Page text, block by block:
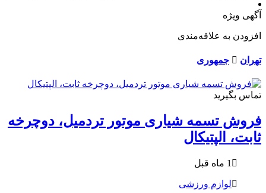
آگهی ویژه
افزودن به علاقه‌مندی
تهران جمهوری
تماس بگیرید
فروش تسمه شیاری موتور تردمیل، دوچرخه
ثابت، الپتیکال
1 ماه قبل
لوازم ورزشی